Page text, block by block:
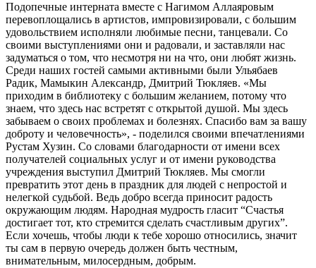
Подопечные интерната вместе с Нагимом Аллаяровым
перевоплощались в артистов, импровизировали, с большим
удовольствием исполняли любимые песни, танцевали. Со
своими выступлениями они и радовали, и заставляли нас
задуматься о том, что несмотря ни на что, они любят жизнь.
Среди наших гостей самыми активными были Ульябаев
Радик, Мамыкин Александр, Дмитрий Тюкляев. «Мы
приходим в библиотеку с большим желанием, потому что
знаем, что здесь нас встретят с открытой душой. Мы здесь
забываем о своих проблемах и болезнях. Спасибо вам за вашу
доброту и человечность», - поделился своими впечатлениями
Рустам Хузин. Со словами благодарности от имени всех
получателей социальных услуг и от имени руководства
учреждения выступил Дмитрий Тюкляев. Мы смогли
превратить этот день в праздник для людей с непростой и
нелегкой судьбой. Ведь добро всегда приносит радость
окружающим людям. Народная мудрость гласит “Счастья
достигает тот, кто стремится сделать счастливым других”.
Если хочешь, чтобы люди к тебе хорошо относились, значит
ты сам в первую очередь должен быть честным,
внимательным, милосердным, добрым.